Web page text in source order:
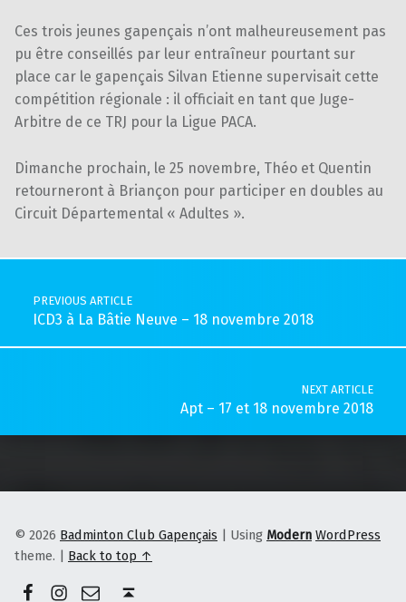
Ces trois jeunes gapençais n’ont malheureusement pas
pu être conseillés par leur entraîneur pourtant sur
place car le gapençais Silvan Etienne supervisait cette
compétition régionale : il officiait en tant que Juge-
Arbitre de ce TRJ pour la Ligue PACA.
Dimanche prochain, le 25 novembre, Théo et Quentin
retourneront à Briançon pour participer en doubles au
Circuit Départemental « Adultes ».
Skip back to main navigation
Post navigation
PREVIOUS ARTICLE
ICD3 à La Bâtie Neuve – 18 novembre 2018
NEXT ARTICLE
Apt – 17 et 18 novembre 2018
© 2026 Badminton Club Gapençais | Using Modern WordPress
theme. | Back to top ↑